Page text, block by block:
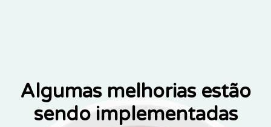
Algumas melhorias estão
sendo implementadas